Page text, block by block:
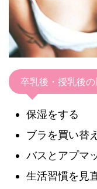
卒乳後・授乳後
保湿をする
ブラを買い替
バスとアプマ
生活習慣を見